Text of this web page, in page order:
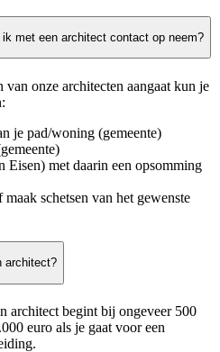
met een architect contact op neem?
van onze architecten aangaat kun je
je pad/woning (gemeente)
Eisen) met daarin een opsomming
schetsen van het gewenste
architect?
architect begint bij ongeveer 500
euro als je gaat voor een